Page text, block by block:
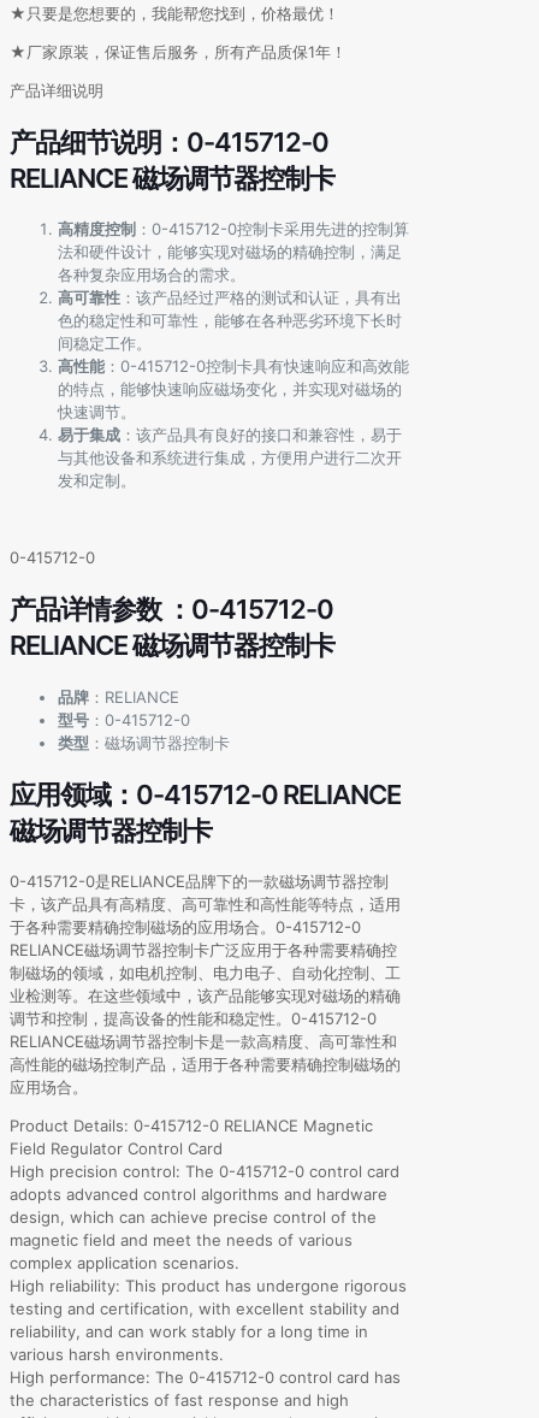
★只要是您想要的，我能帮您找到，价格最优！
★厂家原装，保证售后服务，所有产品质保1年！
产品详细说明
产品细节说明：0-415712-0
RELIANCE 磁场调节器控制卡
高精度控制 ：0-415712-0控制卡采用先进的控制算
法和硬件设计，能够实现对磁场的精确控制，满足
各种复杂应用场合的需求。
高可靠性 ：该产品经过严格的测试和认证，具有出
色的稳定性和可靠性，能够在各种恶劣环境下长时
间稳定工作。
高性能 ：0-415712-0控制卡具有快速响应和高效能
的特点，能够快速响应磁场变化，并实现对磁场的
快速调节。
易于集成 ：该产品具有良好的接口和兼容性，易于
与其他设备和系统进行集成，方便用户进行二次开
发和定制。
0-415712-0
产品详情参数 ：0-415712-0
RELIANCE 磁场调节器控制卡
品牌 ：RELIANCE
型号 ：0-415712-0
类型 ：磁场调节器控制卡
应用领域：0-415712-0 RELIANCE
磁场调节器控制卡
0-415712-0是RELIANCE品牌下的一款磁场调节器控制
卡，该产品具有高精度、高可靠性和高性能等特点，适用
于各种需要精确控制磁场的应用场合。0-415712-0
RELIANCE磁场调节器控制卡广泛应用于各种需要精确控
制磁场的领域，如电机控制、电力电子、自动化控制、工
业检测等。在这些领域中，该产品能够实现对磁场的精确
调节和控制，提高设备的性能和稳定性。0-415712-0
RELIANCE磁场调节器控制卡是一款高精度、高可靠性和
高性能的磁场控制产品，适用于各种需要精确控制磁场的
应用场合。
Product Details: 0-415712-0 RELIANCE Magnetic
Field Regulator Control Card
High precision control: The 0-415712-0 control card
adopts advanced control algorithms and hardware
design, which can achieve precise control of the
magnetic field and meet the needs of various
complex application scenarios.
High reliability: This product has undergone rigorous
testing and certification, with excellent stability and
reliability, and can work stably for a long time in
various harsh environments.
High performance: The 0-415712-0 control card has
the characteristics of fast response and high